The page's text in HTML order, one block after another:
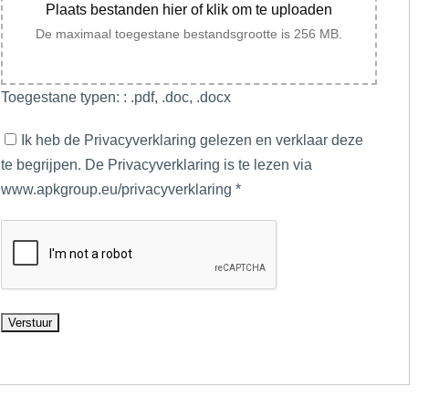
Plaats bestanden hier of klik om te uploaden
De maximaal toegestane bestandsgrootte is 256 MB.
Toegestane typen: : .pdf, .doc, .docx
Ik heb de Privacyverklaring gelezen en verklaar deze
te begrijpen. De Privacyverklaring is te lezen via
www.apkgroup.eu/privacyverklaring*